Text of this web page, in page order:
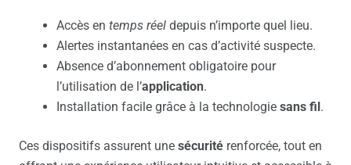
Accès en temps réel depuis n’importe quel lieu.
Alertes instantanées en cas d’activité suspecte.
Absence d’abonnement obligatoire pour
l’utilisation de l’application.
Installation facile grâce à la technologie sans fil.
Ces dispositifs assurent une sécurité renforcée, tout en